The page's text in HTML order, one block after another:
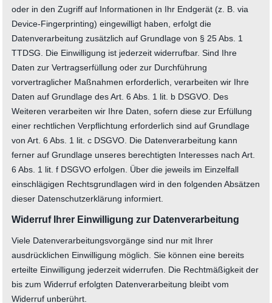
oder in den Zugriff auf Informationen in Ihr Endgerät (z. B. via
Device-Fingerprinting) eingewilligt haben, erfolgt die
Datenverarbeitung zusätzlich auf Grundlage von § 25 Abs. 1
TTDSG. Die Einwilligung ist jederzeit widerrufbar. Sind Ihre
Daten zur Vertragserfüllung oder zur Durchführung
vorvertraglicher Maßnahmen erforderlich, verarbeiten wir Ihre
Daten auf Grundlage des Art. 6 Abs. 1 lit. b DSGVO. Des
Weiteren verarbeiten wir Ihre Daten, sofern diese zur Erfüllung
einer rechtlichen Verpflichtung erforderlich sind auf Grundlage
von Art. 6 Abs. 1 lit. c DSGVO. Die Datenverarbeitung kann
ferner auf Grundlage unseres berechtigten Interesses nach Art.
6 Abs. 1 lit. f DSGVO erfolgen. Über die jeweils im Einzelfall
einschlägigen Rechtsgrundlagen wird in den folgenden Absätzen
dieser Datenschutzerklärung informiert.
Widerruf Ihrer Einwilligung zur Datenverarbeitung
Viele Datenverarbeitungsvorgänge sind nur mit Ihrer
ausdrücklichen Einwilligung möglich. Sie können eine bereits
erteilte Einwilligung jederzeit widerrufen. Die Rechtmäßigkeit der
bis zum Widerruf erfolgten Datenverarbeitung bleibt vom
Widerruf unberührt.